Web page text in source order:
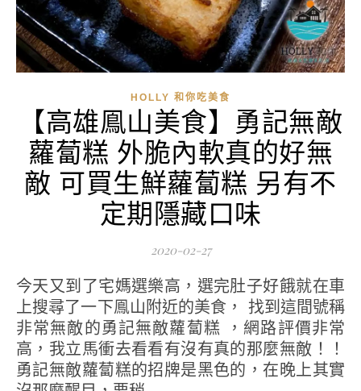
HOLLY 和你吃美食
【高雄鳯山美食】勇記無敵
蘿蔔糕 外脆內軟真的好無
敵 可買生鮮蘿蔔糕 另有不
定期隱藏口味
2020-02-27
今天又到了宅媽選樂高，選完肚子好餓就在車
上搜尋了一下鳯山附近的美食， 找到這間號稱
非常無敵的勇記無敵蘿蔔糕 ，網路評價非常
高，我立馬衝去看看有沒有真的那麼無敵！！
勇記無敵蘿蔔糕的招牌是黑色的，在晚上其實